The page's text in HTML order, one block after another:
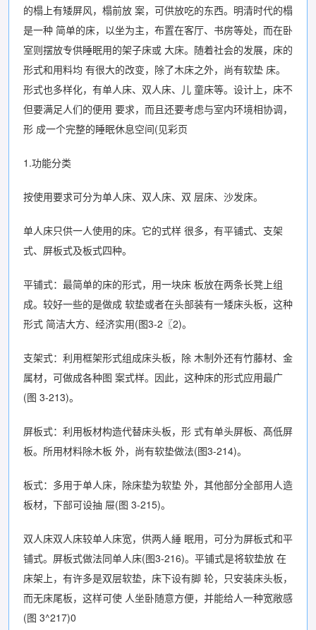
的榻上有矮屏风，榻前放 案，可供放吃的东西。明清时代的榻
是一种 简单的床，以坐为主，布置在客厅、书房等处，而在卧
室则摆放专供睡眠用的架子床或 大床。随着社会的发展，床的
形式和用料均 有很大的改变，除了木床之外，尚有软垫 床。
形式也多样化，有单人床、双人床、儿 童床等。设计上，床不
但要满足人们的便用 要求，而且还要考虑与室内环境相协调，
形 成一个完整的睡眠休息空间(见彩页
1.功能分类
按使用要求可分为单人床、双人床、双 层床、沙发床。
单人床只供一人使用的床。它的式样 很多，有平铺式、支架
式、屏板式及板式四种。
平铺式：最简单的床的形式，用一块床 板放在两条长凳上组
成。较好一些的是做成 软垫或者在头部装有一矮床头板，这种
形式 简洁大方、经济实用(图3-2〖2)。
支架式：利用框架形式组成床头板，除 木制外还有竹藤材、金
属材，可做成各种图 案式样。因此，这种床的形式应用最广
(图 3-213)。
屏板式：利用板材构造代替床头板，形 式有单头屏板、髙低屏
板。所用材料除木板 外，尚有软垫做法(图3-214)。
板式：多用于单人床，除床垫为软垫 外，其他部分全部用人造
板材，下部可设抽 屉(图 3-215)。
双人床双人床较单人床宽，供两人綞 眠用，可分为屏板式和平
铺式。屏板式做法同单人床(图3-216)。平铺式是将软垫放 在
床架上，有许多是双层软垫，床下设有脚 轮，只安装床头板，
而无床尾板，这样可使 人坐卧随意方便，并能给人一种宽敞感
(图 3^217)0